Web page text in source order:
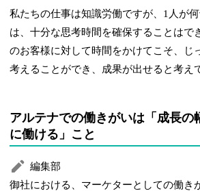
私たちの仕事は知識労働ですが、1人が
は、十分な思考時間を確保することはで
のお客様に対して時間をかけてこそ、じ
考えることができ、成果が出せると考え
アルテナでの働きがいは「成長の
に働ける」こと
編集部
御社における、マーケターとしての働き